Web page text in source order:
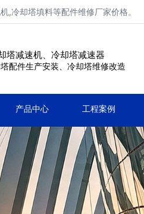
,冷却塔填料等配件维修厂家价格。
塔减速机、冷却塔减速器
配件生产安装、冷却塔维修改造
产品中心 工程案例